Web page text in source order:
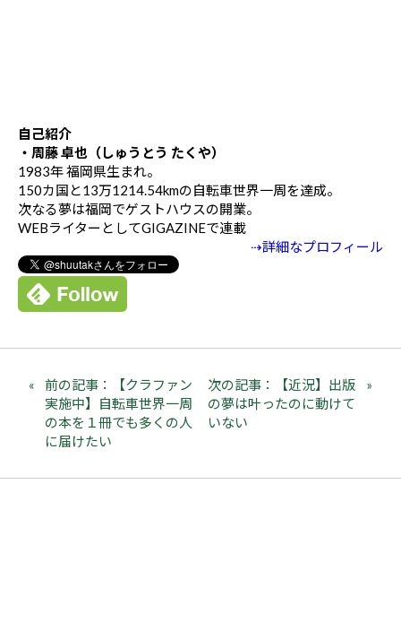
自己紹介
・周藤 卓也（しゅうとう たくや）
1983年 福岡県生まれ。
150カ国と13万1214.54kmの自転車世界一周を達成。
次なる夢は福岡でゲストハウスの開業。
WEBライターとしてGIGAZINEで連載
⇢詳細なプロフィール
前の記事：【クラファン
実施中】自転車世界一周
の本を１冊でも多くの人
に届けたい
次の記事：【近況】出版
の夢は叶ったのに動けて
いない